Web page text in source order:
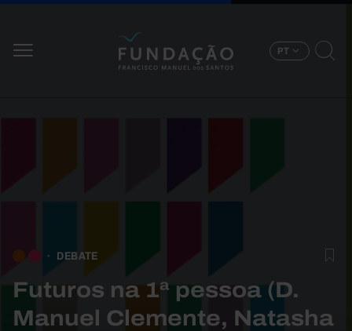
PT
DEBATE
Futuros na 1ª pessoa (D.
Manuel Clemente, Natasha